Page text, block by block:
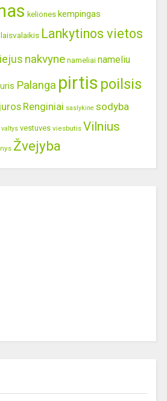
keliones kempingas
laisvalaikis Lankytinos vietos
nakvyne nameliai nameliu
Palanga pirtis poilsis
Renginiai saslykine sodyba
valtys vestuves viesbutis Vilnius
Žvejyba